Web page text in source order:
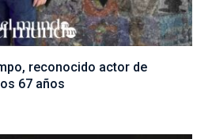
reconocido actor de
67 años